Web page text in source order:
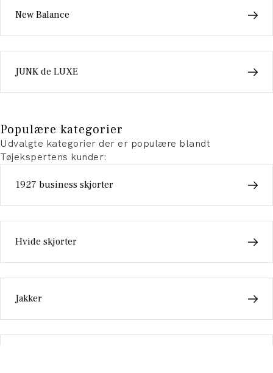
New Balance
JUNK de LUXE
Populære kategorier
Udvalgte kategorier der er populære blandt
Tøjekspertens kunder:
1927 business skjorter
Hvide skjorter
Jakker